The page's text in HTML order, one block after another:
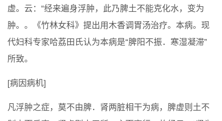
虚。云：“经来遍身浮肿，此乃脾土不能克化水，变为
肿。。《竹林女科》提出用木香调胃汤治疗。本病。现
代妇科专家哈荔田氏认为本病是“脾阳不振．寒湿凝滞”
所致。
[病因病机]
凡浮肿之症，莫不由脾．肾两脏相干为病，脾虚则土不